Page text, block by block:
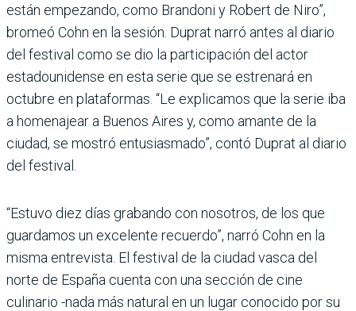
están empezando, como Brandoni y Robert de Niro”,
bromeó Cohn en la sesión. Duprat narró antes al diario
del festival como se dio la participación del actor
estadounidense en esta serie que se estrenará en
octubre en plataformas. “Le explicamos que la serie iba
a homenajear a Buenos Aires y, como amante de la
ciudad, se mostró entusiasmado”, contó Duprat al diario
del festival.
“Estuvo diez días grabando con nosotros, de los que
guardamos un excelente recuerdo”, narró Cohn en la
misma entrevista. El festival de la ciudad vasca del
norte de España cuenta con una sección de cine
culinario -nada más natural en un lugar conocido por su